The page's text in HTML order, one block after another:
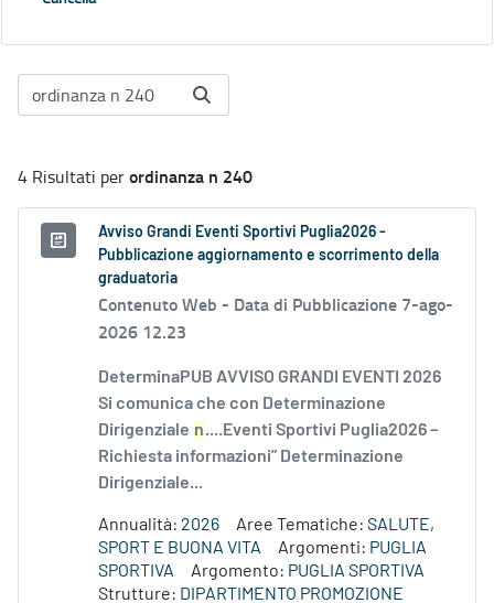
4 Risultati perordinanza n 240
Avviso Grandi Eventi Sportivi Puglia2026 -
Pubblicazione aggiornamento e scorrimento della
graduatoria
Contenuto Web - Data di Pubblicazione 7-ago-
2026 12.23
DeterminaPUB AVVISO GRANDI EVENTI 2026
Si comunica che con Determinazione
Dirigenziale n....Eventi Sportivi Puglia2026 –
Richiesta informazioni” Determinazione
Dirigenziale...
Annualità: 2026 Aree Tematiche: SALUTE,
SPORT E BUONA VITA
Argomenti: PUGLIA
SPORTIVA
Argomento: PUGLIA SPORTIVA
Strutture: DIPARTIMENTO PROMOZIONE